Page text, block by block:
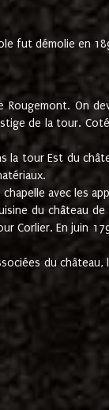
fut démolie en
On
de la tour.
la tour Est du
avec les
du château
En juin
du château,